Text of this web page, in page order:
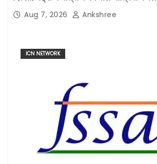
Aug 7, 2026 Ankshree
ICN NETWORK